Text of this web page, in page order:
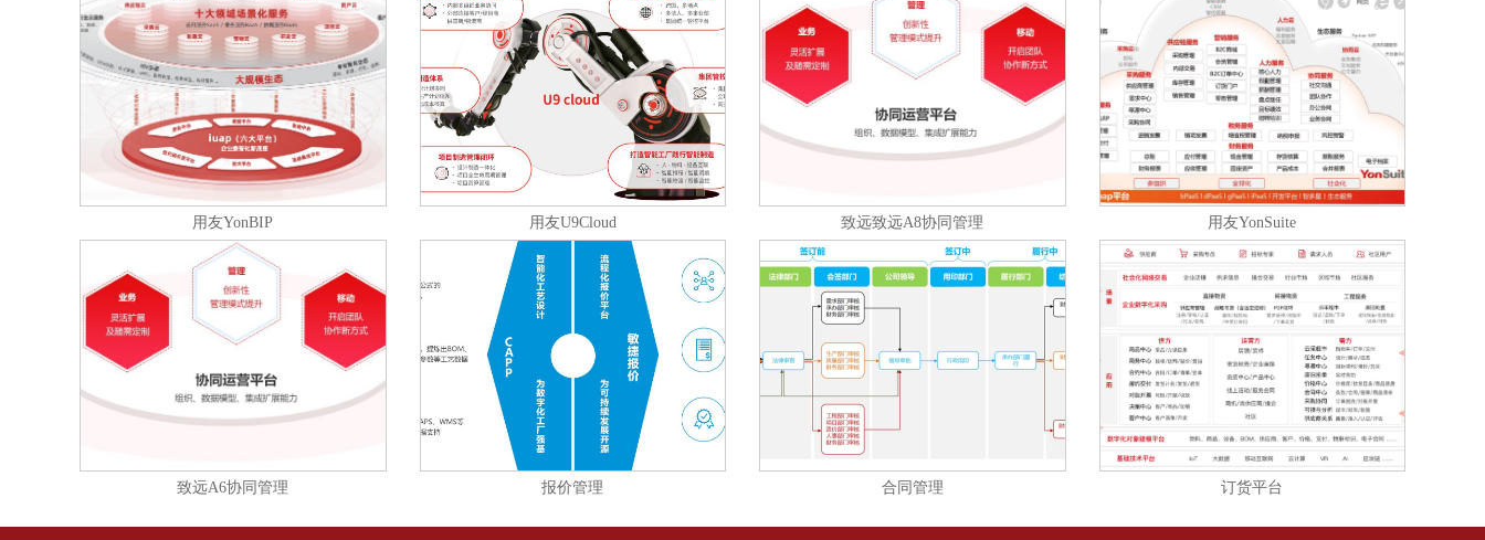
用友YonBIP 用友U9Cloud 致远致远A8协同管理 用友YonSuite
致远A6协同管理 报价管理 合同管理 订货平台